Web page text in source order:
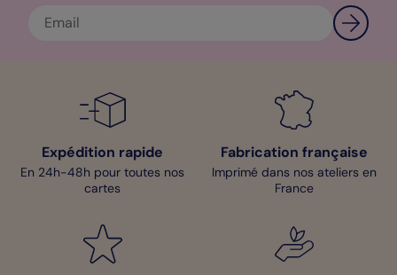
Expédition rapide
En 24h-48h pour toutes nos
cartes
Fabrication française
Imprimé dans nos ateliers en
France